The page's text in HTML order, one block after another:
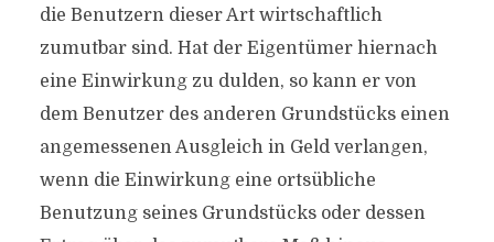
die Benutzern dieser Art wirtschaftlich
zumutbar sind. Hat der Eigentümer hiernach
eine Einwirkung zu dulden, so kann er von
dem Benutzer des anderen Grundstücks einen
angemessenen Ausgleich in Geld verlangen,
wenn die Einwirkung eine ortsübliche
Benutzung seines Grundstücks oder dessen